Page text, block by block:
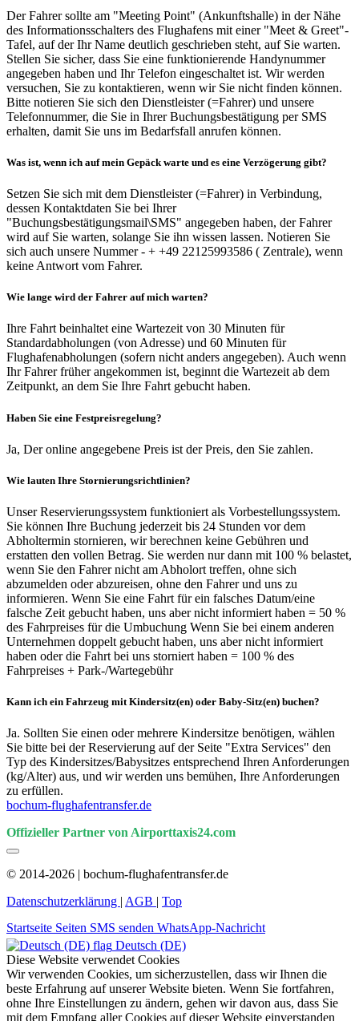
Der Fahrer sollte am "Meeting Point" (Ankunftshalle) in der Nähe
des Informationsschalters des Flughafens mit einer "Meet & Greet"-
Tafel, auf der Ihr Name deutlich geschrieben steht, auf Sie warten.
Stellen Sie sicher, dass Sie eine funktionierende Handynummer
angegeben haben und Ihr Telefon eingeschaltet ist. Wir werden
versuchen, Sie zu kontaktieren, wenn wir Sie nicht finden können.
Bitte notieren Sie sich den Dienstleister (=Fahrer) und unsere
Telefonnummer, die Sie in Ihrer Buchungsbestätigung per SMS
erhalten, damit Sie uns im Bedarfsfall anrufen können.
Was ist, wenn ich auf mein Gepäck warte und es eine Verzögerung gibt?
Setzen Sie sich mit dem Dienstleister (=Fahrer) in Verbindung,
dessen Kontaktdaten Sie bei Ihrer
"Buchungsbestätigungsmail\SMS" angegeben haben, der Fahrer
wird auf Sie warten, solange Sie ihn wissen lassen. Notieren Sie
sich auch unsere Nummer - + +49 22125993586 ( Zentrale), wenn
keine Antwort vom Fahrer.
Wie lange wird der Fahrer auf mich warten?
Ihre Fahrt beinhaltet eine Wartezeit von 30 Minuten für
Standardabholungen (von Adresse) und 60 Minuten für
Flughafenabholungen (sofern nicht anders angegeben). Auch wenn
Ihr Fahrer früher angekommen ist, beginnt die Wartezeit ab dem
Zeitpunkt, an dem Sie Ihre Fahrt gebucht haben.
Haben Sie eine Festpreisregelung?
Ja, Der online angegebene Preis ist der Preis, den Sie zahlen.
Wie lauten Ihre Stornierungsrichtlinien?
Unser Reservierungssystem funktioniert als Vorbestellungssystem.
Sie können Ihre Buchung jederzeit bis 24 Stunden vor dem
Abholtermin stornieren, wir berechnen keine Gebühren und
erstatten den vollen Betrag. Sie werden nur dann mit 100 % belastet,
wenn Sie den Fahrer nicht am Abholort treffen, ohne sich
abzumelden oder abzureisen, ohne den Fahrer und uns zu
informieren. Wenn Sie eine Fahrt für ein falsches Datum/eine
falsche Zeit gebucht haben, uns aber nicht informiert haben = 50 %
des Fahrpreises für die Umbuchung Wenn Sie bei einem anderen
Unternehmen doppelt gebucht haben, uns aber nicht informiert
haben oder die Fahrt bei uns storniert haben = 100 % des
Fahrpreises + Park-/Wartegebühr
Kann ich ein Fahrzeug mit Kindersitz(en) oder Baby-Sitz(en) buchen?
Ja. Sollten Sie einen oder mehrere Kindersitze benötigen, wählen
Sie bitte bei der Reservierung auf der Seite "Extra Services" den
Typ des Kindersitzes/Babysitzes entsprechend Ihren Anforderungen
(kg/Alter) aus, und wir werden uns bemühen, Ihre Anforderungen
zu erfüllen.
bochum-flughafentransfer.de
Offizieller Partner von Airporttaxis24.com
© 2014-2026 | bochum-flughafentransfer.de
Datenschutzerklärung | AGB | Top
Startseite Seiten SMS senden WhatsApp-Nachricht
Deutsch (DE)
Diese Website verwendet Cookies
Wir verwenden Cookies, um sicherzustellen, dass wir Ihnen die
beste Erfahrung auf unserer Website bieten. Wenn Sie fortfahren,
ohne Ihre Einstellungen zu ändern, gehen wir davon aus, dass Sie
mit dem Empfang aller Cookies auf dieser Website einverstanden